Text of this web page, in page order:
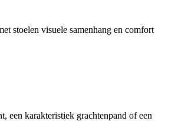
stoelen visuele samenhang en comfort
een karakteristiek grachtenpand of een